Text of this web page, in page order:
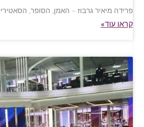
פרידה מיאיר גרבוז – האמן, הסופר,
קראו עוד»